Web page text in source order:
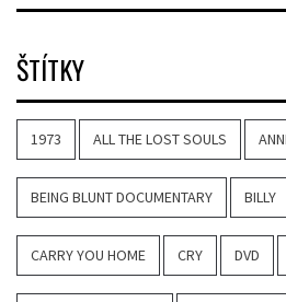
ŠTÍTKY
1973 ALL THE LOST SOULS
BEING BLUNT DOCUMENTARY BILLY
CARRY YOU HOME CRY DVD